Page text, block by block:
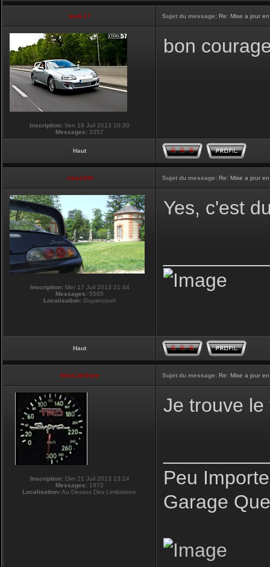
touti-17 Sujet du message: Re: Mise a jour
Inscription: Ven 19 Juil 2013 10:30
Messages: 3357
bon
Haut
vmax330 Sujet du message: Re: Mise a jour
Inscription:Mer 17 Juil 2013 21:44
Messages: 5565
Localisation: Guyancourt
Yes, c'est
Haut
NikoLifeStyle Sujet du message: Re: Mise a jour
Inscription:Dim 21 Juil 2013 13:24
Messages: 1972
Localisation:Au Dessus Des Limitations.
Je trouve
Peu
Garage